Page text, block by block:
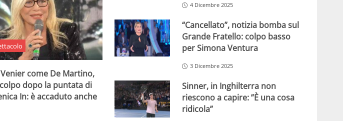
come De Martino,
dopo la puntata di
In: è accaduto anche
4 Dicembre 2025
“Cancellato”, notizia bomba sul
Grande Fratello: colpo basso
per Simona Ventura
3 Dicembre 2025
Sinner, in Inghilterra non
riescono a capire: ”È una cosa
ridicola”